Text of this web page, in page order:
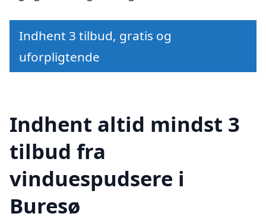
Indhent 3 tilbud, gratis og
uforpligtende
Indhent altid mindst 3
tilbud fra
vinduespudsere i
Buresø